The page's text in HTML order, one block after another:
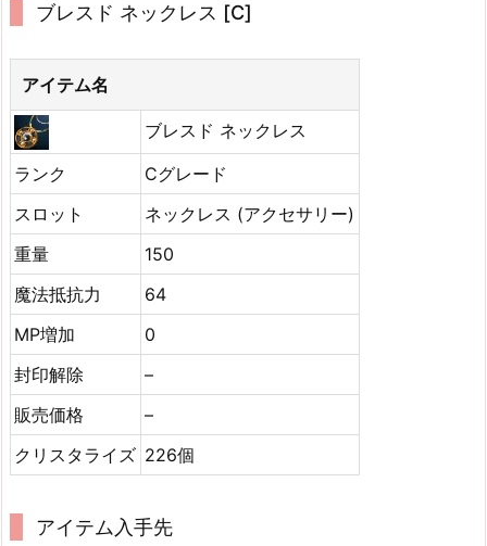
ブレスド ネックレス [C]
アイテム名
ブレスド ネックレス
ランク
Cグレード
スロット
ネックレス (アクセサリー)
重量
150
魔法抵抗力
64
MP増加
0
封印解除
–
販売価格
–
クリスタライズ 226個
アイテム入手先